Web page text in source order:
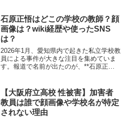
大学生の男が逮捕されたという内容で
す。本記事では、報...
石原正悟はどこの学校の教師？顔
画像は？wiki経歴や使ったSNS
は？
2026年1月、愛知県内で起きた私立学校教
員による事件が大きな注目を集めていま
す。報道で名前が出たのが、**石原正悟
顔画像は公開されているのか？ 経歴やプ
ロフィ...
【大阪府立高校 性被害】加害者
教員は誰で顔画像や学校名が特定
されない理由